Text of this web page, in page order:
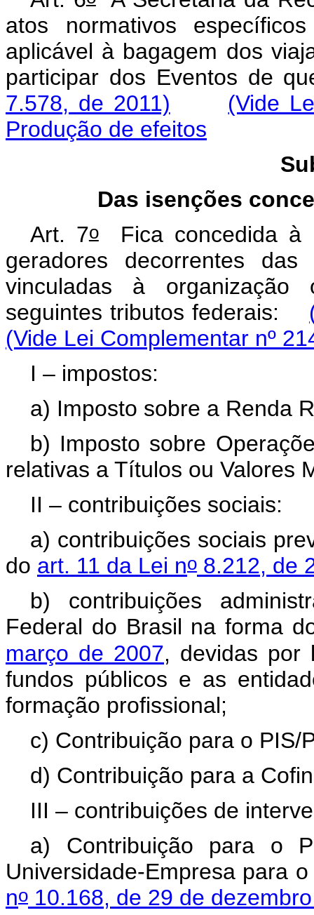
atos normativos
aplicável à bagagem dos
participar dos Eventos de
7.578, de 2011)
(Vide
Produção de efeitos
Das isenções
Art. 7oFica concedida à
geradores decorrentes
vinculadas à
seguintes tributos federais:
(Vide Lei Complementar nº
I – impostos:
a) Imposto sobre a Renda
b) Imposto sobre
relativas a Títulos ou Valores
II – contribuições sociais:
a) contribuições sociais
do art. 11 da Lei no 8.212, de
b) contribuições
Federal do Brasil na forma
março de 2007, devidas por
fundos públicos e as
formação profissional;
c) Contribuição para o PIS/
d) Contribuição para a
III – contribuições de
a) Contribuição para o
Universidade-Empresa para
no 10.168, de 29 de